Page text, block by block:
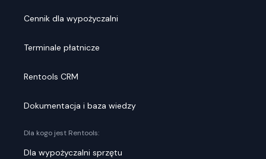
Cennik dla wypożyczalni
Terminale płatnicze
Rentools CRM
Dokumentacja i baza wiedzy
Dla kogo jest Rentools:
Dla wypożyczalni sprzętu